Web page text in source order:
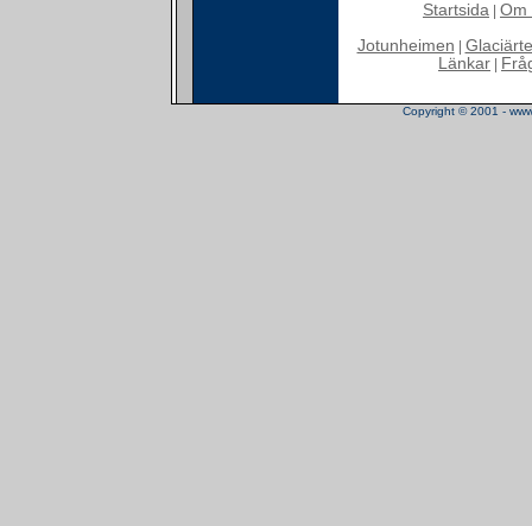
Startsida Om
Jotunheimen
Länkar
Copyright © 2001 -